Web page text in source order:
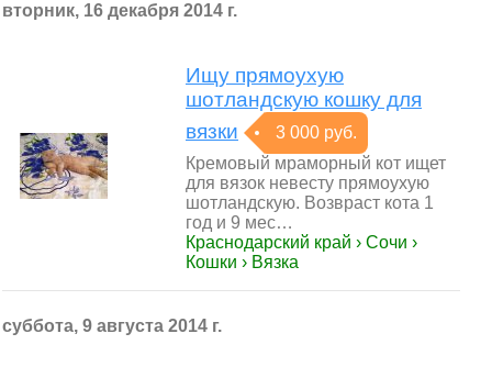
вторник, 16 декабря 2014 г.
Ищу прямоухую
шотландскую кошку для
вязки
3 000 руб.
Кремовый мраморный кот ищет
для вязок невесту прямоухую
шотландскую. Возвраст кота 1
год и 9 мес…
Краснодарский край › Сочи ›
Кошки › Вязка
суббота, 9 августа 2014 г.